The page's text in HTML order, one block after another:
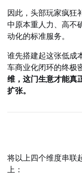
因此，头部玩家疯狂
中原本重人力、高不
动化的标准服务。
谁先搭建起这张低成
车商业化闭环的终
维，这门生意才能真
扩张。
将以上四个维度串联
上：